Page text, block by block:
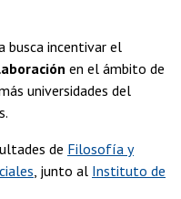
busca incentivar el
en el ámbito de
universidades del
de Filosofía y
, junto al Instituto de